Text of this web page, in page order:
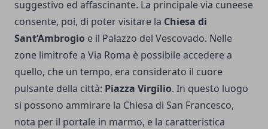
suggestivo ed affascinante. La principale via cuneese
consente, poi, di poter visitare la Chiesa di
Sant’Ambrogio e il Palazzo del Vescovado. Nelle
zone limitrofe a Via Roma è possibile accedere a
quello, che un tempo, era considerato il cuore
pulsante della città: Piazza Virgilio. In questo luogo
si possono ammirare la Chiesa di San Francesco,
nota per il portale in marmo, e la caratteristica